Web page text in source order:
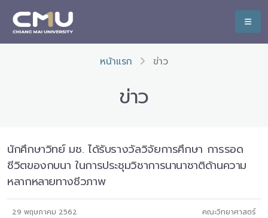
หน้าแรก ข่าว
ข่าว
นักศึกษาวิทย์ มช. ได้รับรางวัลวิจัยการศึกษา การรอด
ชีวิตของกบนา ในการประชุมวิชาการนานาชาติด้านความ
หลากหลายทางชีวภาพ
29 พฤษภาคม 2562 คณะวิทยาศาสตร์